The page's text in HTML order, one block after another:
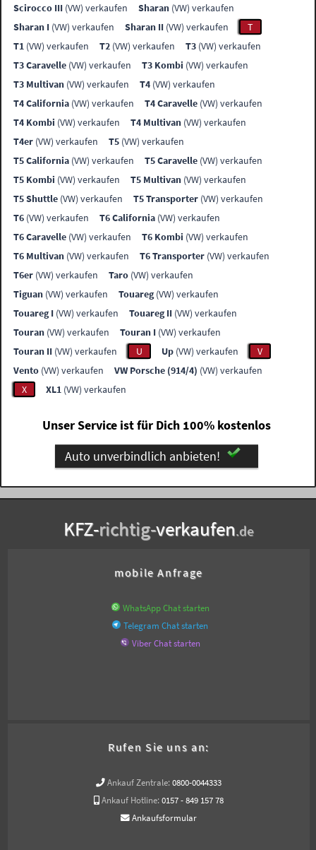
Scirocco III (VW) verkaufen Sharan (VW) verkaufen
Sharan I (VW) verkaufen Sharan II (VW) verkaufen
T
T1 (VW) verkaufen T2 (VW) verkaufen T3 (VW) verkaufen
T3 Caravelle (VW) verkaufen T3 Kombi (VW) verkaufen
T3 Multivan (VW) verkaufen T4 (VW) verkaufen
T4 California (VW) verkaufen T4 Caravelle (VW) verkaufen
T4 Kombi (VW) verkaufen T4 Multivan (VW) verkaufen
T4er (VW) verkaufen T5 (VW) verkaufen
T5 California (VW) verkaufen T5 Caravelle (VW) verkaufen
T5 Kombi (VW) verkaufen T5 Multivan (VW) verkaufen
T5 Shuttle (VW) verkaufen T5 Transporter (VW) verkaufen
T6 (VW) verkaufen T6 California (VW) verkaufen
T6 Caravelle (VW) verkaufen T6 Kombi (VW) verkaufen
T6 Multivan (VW) verkaufen T6 Transporter (VW) verkaufen
T6er (VW) verkaufen Taro (VW) verkaufen
Tiguan (VW) verkaufen Touareg(VW) verkaufen
Touareg I (VW) verkaufen Touareg II (VW) verkaufen
Touran (VW) verkaufen Touran I (VW) verkaufen
Touran II (VW) verkaufen U Up (VW) verkaufen
V
Vento (VW) verkaufen VW Porsche (914/4) (VW) verkaufen
X
XL1 (VW) verkaufen
Unser Service ist für Dich 100% kostenlos
Auto unverbindlich anbieten!
KFZ-richtig-verkaufen.de
mobile Anfrage
WhatsApp Chat starten
Telegram Chat starten
Viber Chat starten
Rufen Sie uns an:
Ankauf Zentrale: 0800-0044333
Ankauf Hotline: 0157 - 849 157 78
Ankaufsformular